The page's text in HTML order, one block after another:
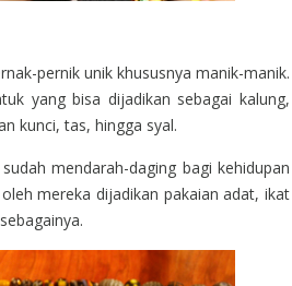
pernik unik khususnya manik-manik.
yang bisa dijadikan sebagai kalung,
kunci, tas, hingga syal.
mendarah-daging bagi kehidupan
mereka dijadikan pakaian adat, ikat